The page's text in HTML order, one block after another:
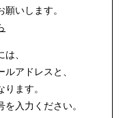
いします。
、
アドレスと、
ります。
入力ください。